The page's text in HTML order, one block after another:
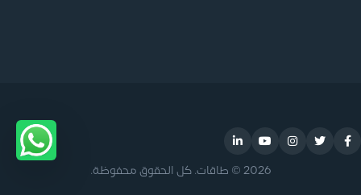
2026 © طاقات. كل الحقوق محفوظة.